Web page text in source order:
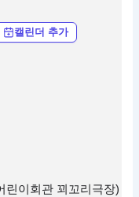
캘린더 추가
린이회관 꾀꼬리극장)